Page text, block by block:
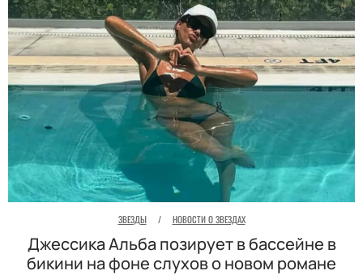
ЗВЕЗДЫ / НОВОСТИ О ЗВЕЗДАХ
Джессика Альба позирует в бассейне в
бикини на фоне слухов о новом романе